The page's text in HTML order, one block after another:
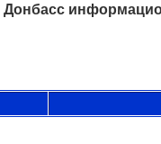
Донбасс